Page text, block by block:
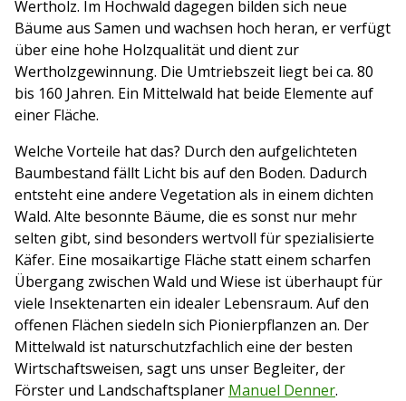
Wertholz. Im Hochwald dagegen bilden sich neue
Bäume aus Samen und wachsen hoch heran, er verfügt
über eine hohe Holzqualität und dient zur
Wertholzgewinnung. Die Umtriebszeit liegt bei ca. 80
bis 160 Jahren. Ein Mittelwald hat beide Elemente auf
einer Fläche.
Welche Vorteile hat das? Durch den aufgelichteten
Baumbestand fällt Licht bis auf den Boden. Dadurch
entsteht eine andere Vegetation als in einem dichten
Wald. Alte besonnte Bäume, die es sonst nur mehr
selten gibt, sind besonders wertvoll für spezialisierte
Käfer. Eine mosaikartige Fläche statt einem scharfen
Übergang zwischen Wald und Wiese ist überhaupt für
viele Insektenarten ein idealer Lebensraum. Auf den
offenen Flächen siedeln sich Pionierpflanzen an. Der
Mittelwald ist naturschutzfachlich eine der besten
Wirtschaftsweisen, sagt uns unser Begleiter, der
Förster und Landschaftsplaner Manuel Denner.